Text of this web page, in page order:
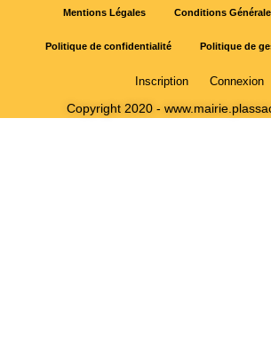
Mentions Légales Conditions
Politique de confidentialité Politique de
Inscription Connexion
Copyright 2020 -